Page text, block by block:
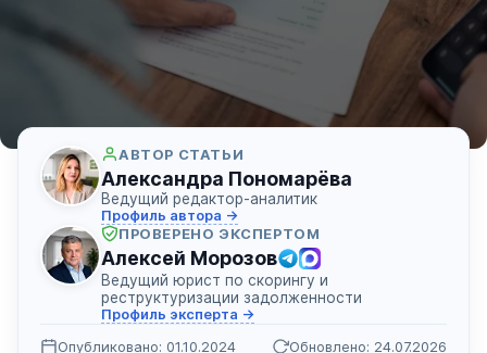
АВТОР СТАТЬИ
Александра Пономарёва
Ведущий редактор-аналитик
Профиль автора →
ПРОВЕРЕНО ЭКСПЕРТОМ
Алексей Морозов
Ведущий юрист по скорингу и
реструктуризации задолженности
Профиль эксперта →
Опубликовано: 01.10.2024
Обновлено: 24.07.2026